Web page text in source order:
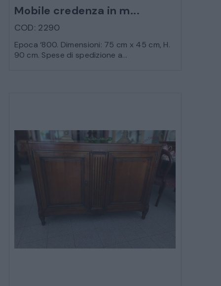
Mobile credenza in m...
COD: 2290
Epoca ‘800. Dimensioni: 75 cm x 45 cm, H.
90 cm. Spese di spedizione a...